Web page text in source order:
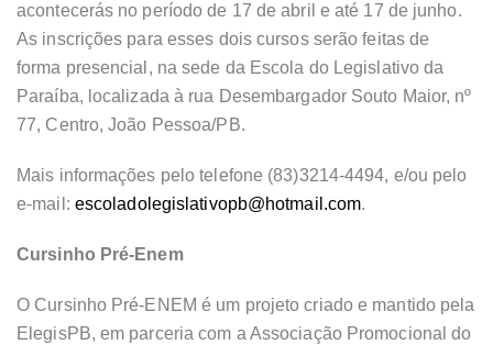
acontecerás no período de 17 de abril e até 17 de junho.
As inscrições para esses dois cursos serão feitas de
forma presencial, na sede da Escola do Legislativo da
Paraíba, localizada à rua Desembargador Souto Maior, nº
77, Centro, João Pessoa/PB.
Mais informações pelo telefone (83)3214-4494, e/ou pelo
e-mail: escoladolegislativopb@hotmail.com.
Cursinho Pré-Enem
O Cursinho Pré-ENEM é um projeto criado e mantido pela
ElegisPB, em parceria com a Associação Promocional do